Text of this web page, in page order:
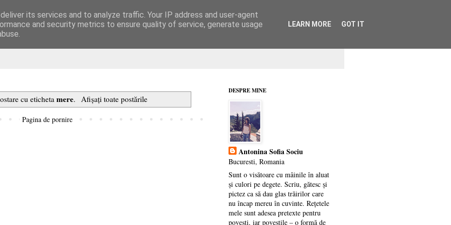
cu etichetamere. Afișați toate postările
Pagina de pornire
DESPRE MINE
Antonina Sofia Sociu
Bucuresti, Romania
Sunt o visătoare cu mâinile în aluat
și culori pe degete. Scriu, gătesc și
pictez ca să dau glas trăirilor care
nu încap mereu în cuvinte. Rețetele
mele sunt adesea pretexte pentru
povești, iar poveștile – o formă de
its services and to analyze traffic. Your IP address and user-agent
and security metrics to ensure quality of service, generate usage
LEARN MORE GOT IT